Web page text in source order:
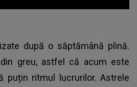
după o săptămână plină.
greu, astfel că acum este
puțin ritmul lucrurilor. Astrele